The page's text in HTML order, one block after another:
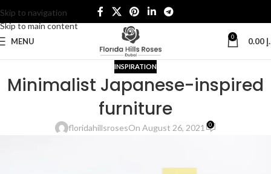
Skip to navigation
Skip to main content
MENU 0 0.00
INSPIRATION
Minimalist Japanese-inspired
furniture
floridahillsrosesOn August 26, 2021 0